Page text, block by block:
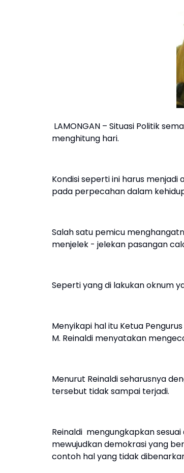
LAMONGAN – Situasi Politik
menghitung hari.
Kondisi seperti ini harus
pada perpecahan dalam
Salah satu pemicu
menjelek - jelekan pasangan
Seperti yang di lakukan oknum
Menyikapi hal itu Ketua
M. Reinaldi menyatakan
Menurut Reinaldi seharusnya
tersebut tidak sampai terjadi.
Reinaldi mengungkapkan
mewujudkan demokrasi yang
contoh hal yang tidak